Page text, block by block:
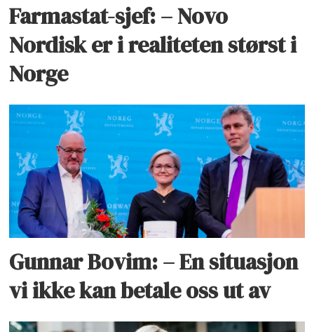
Farmastat-sjef: – Novo
Nordisk er i realiteten størst i
Norge
Gunnar Bovim: – En situasjon
vi ikke kan betale oss ut av